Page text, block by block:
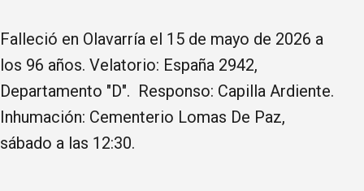
Falleció en Olavarría el 15 de mayo de 2026 a
los 96 años. Velatorio: España 2942,
Departamento "D". Responso: Capilla Ardiente.
Inhumación: Cementerio Lomas De Paz,
sábado a las 12:30.